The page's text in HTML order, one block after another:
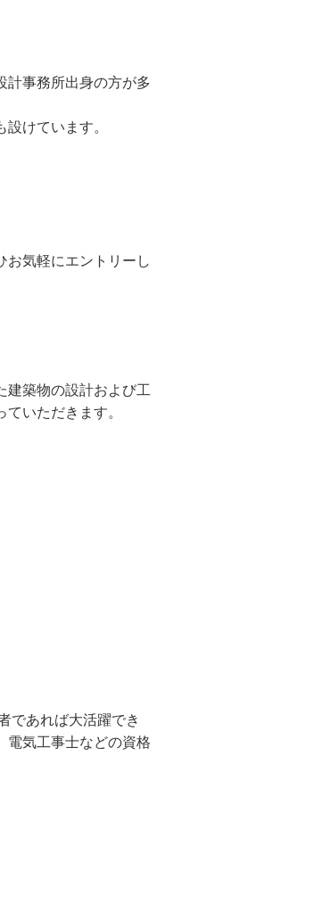
計事務所出身の方が多
けています。
お気軽にエントリーし
建築物の設計および工
いただきます。
であれば大活躍でき
電気工事士などの資格